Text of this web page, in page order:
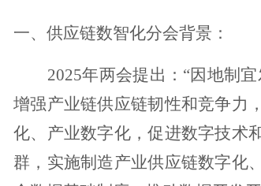
一、供应链数智化分会背景：
2025年两会提出：“因地制
增强产业链供应链韧性和竞争力
化、产业数字化，促进数字技术
群，实施制造产业供应链数字化